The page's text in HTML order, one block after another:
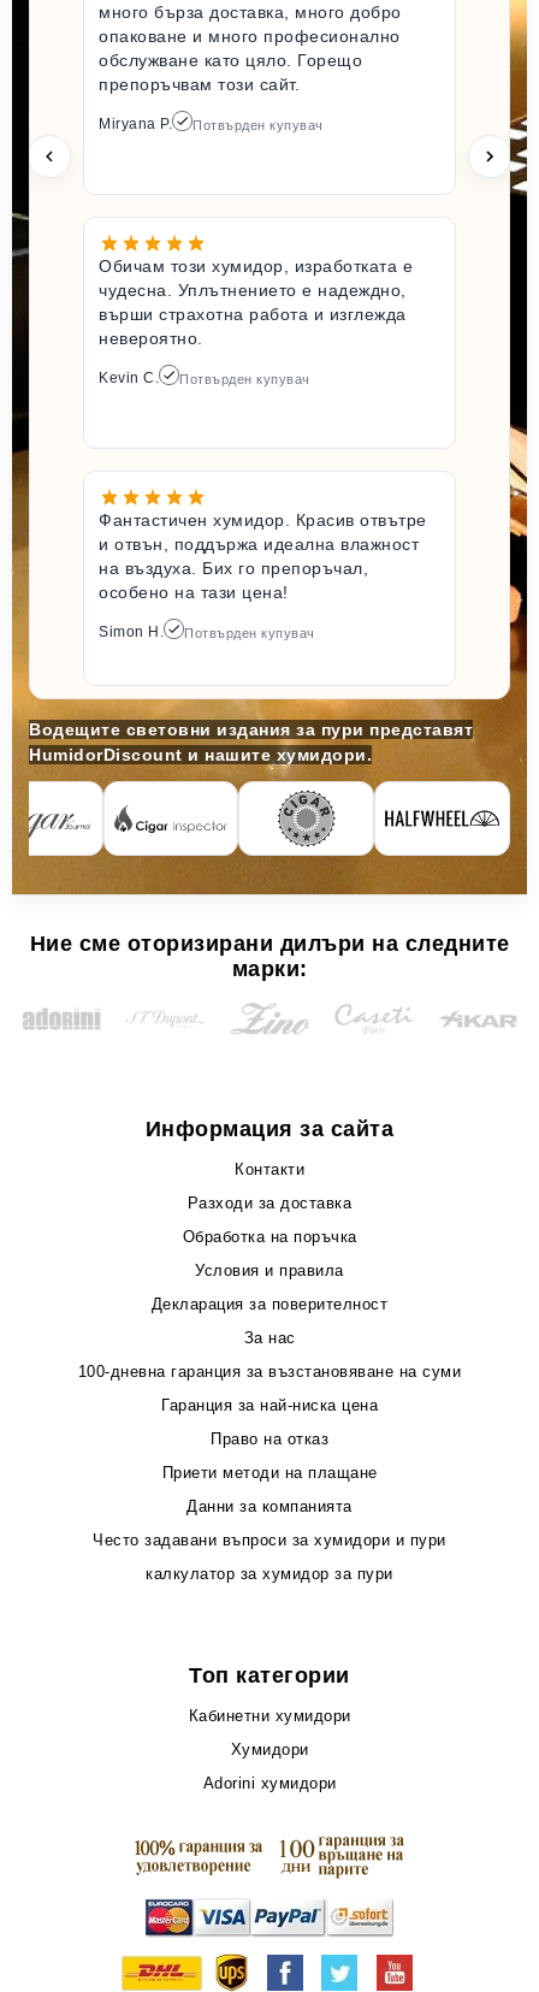
много бърза доставка, много добро
опаковане и много професионално
обслужване като цяло. Горещо
препоръчвам този сайт.
Miryana P. Потвърден купувач
Обичам този хумидор, изработката е
чудесна. Уплътнението е надеждно,
върши страхотна работа и изглежда
невероятно.
Kevin C. Потвърден купувач
Фантастичен хумидор. Красив отвътре
и отвън, поддържа идеална влажност
на въздуха. Бих го препоръчал,
особено на тази цена!
Simon H. Потвърден купувач
Водещите световни издания за пури представят
HumidorDiscount и нашите хумидори.
Ние сме оторизирани дилъри на следните
марки:
Информация за сайта
Контакти
Разходи за доставка
Обработка на поръчка
Условия и правила
Декларация за поверителност
За нас
100-дневна гаранция за възстановяване на суми
Гаранция за най-ниска цена
Право на отказ
Приети методи на плащане
Данни за компанията
Често задавани въпроси за хумидори и пури
калкулатор за хумидор за пури
Топ категории
Кабинетни хумидори
Хумидори
Adorini хумидори